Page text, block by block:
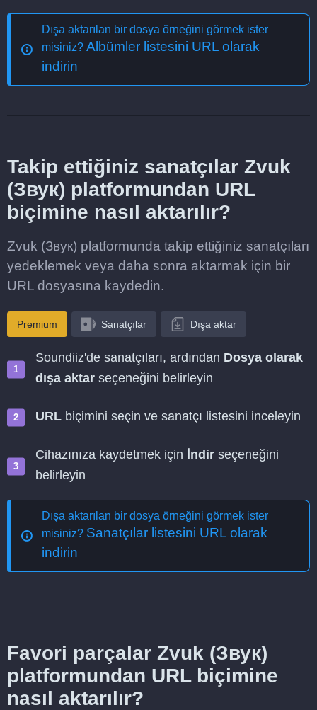
Dışa aktarılan bir dosya örneğini görmek ister
misiniz? Albümler listesini URL olarak
indirin
Takip ettiğiniz sanatçılar Zvuk
(Звук) platformundan URL
biçimine nasıl aktarılır?
Zvuk (Звук) platformunda takip ettiğiniz sanatçıları
yedeklemek veya daha sonra aktarmak için bir
URL dosyasına kaydedin.
Premium Sanatçılar Dışa aktar
Soundiiz'de sanatçıları, ardından Dosya olarak
dışa aktar seçeneğini belirleyin
URL biçimini seçin ve sanatçı listesini inceleyin
Cihazınıza kaydetmek için İndir seçeneğini
belirleyin
Dışa aktarılan bir dosya örneğini görmek ister
misiniz? Sanatçılar listesini URL olarak
indirin
Favori parçalar Zvuk (Звук)
platformundan URL biçimine
nasıl aktarılır?